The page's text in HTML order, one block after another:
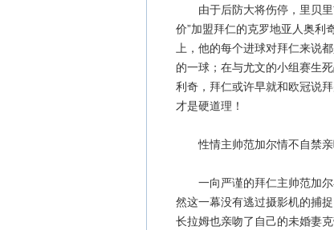
由于后防大将伤停，里贝里
价”加盟拜仁的克罗地亚人奥利
上，他的每个进球对拜仁来说
的一球；在与尤文的小组赛生
利奇，拜仁或许早就和欧冠说
才是硬道理！
性情主帅范加尔情不自禁亲
一向严谨的拜仁主帅范加尔
然这一幕没有逃过摄影机的捕
长拉姆也亲吻了自己的未婚妻